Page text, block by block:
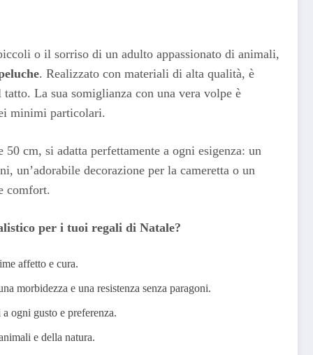
o il sorriso di un adulto appassionato di animali,
. Realizzato con materiali di alta qualità, è
La sua somiglianza con una vera volpe è
minimi particolari.
cm, si adatta perfettamente a ogni esigenza: un
un’adorabile decorazione per la cameretta o un
comfort.
per i tuoi regali di Natale?
affetto e cura.
morbidezza e una resistenza senza paragoni.
ogni gusto e preferenza.
e della natura.